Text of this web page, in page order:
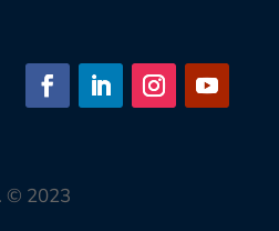
© 2023